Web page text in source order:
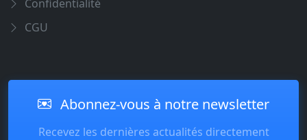
Confidentialité
CGU
Abonnez-vous à notre newsletter
Recevez les dernières actualités directement